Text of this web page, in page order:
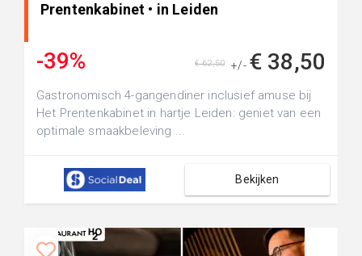
Prentenkabinet • in Leiden
-39% +/- € 38,50
€ 62,50
Gastronomisch 4-gangendiner inclusief amuse bij
Het Prentenkabinet in hartje Leiden: geniet van een
optimale smaakbeleving ...
Bekijken